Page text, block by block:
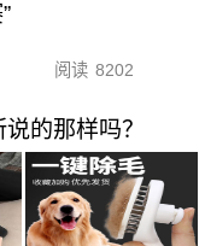
阅读 8202
的那样吗？